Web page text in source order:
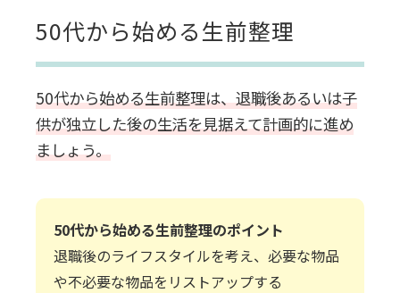
50代から始める生前整理
50代から始める生前整理は、退職後あるいは子
供が独立した後の生活を見据えて計画的に進め
ましょう。
50代から始める生前整理のポイント
退職後のライフスタイルを考え、必要な物品
や不必要な物品をリストアップする